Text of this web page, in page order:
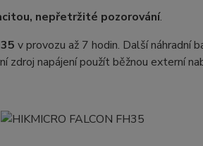
nepřetržité pozorování.
v provozu až 7 hodin. Další náhradní
napájení použít běžnou externí